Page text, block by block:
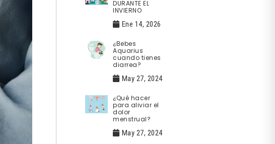
DURANTE EL
INVIERNO
Ene 14, 2026
¿Bebes
Aquarius
cuando tienes
diarrea?
May 27, 2024
¿Qué hacer
para aliviar el
dolor
menstrual?
May 27, 2024